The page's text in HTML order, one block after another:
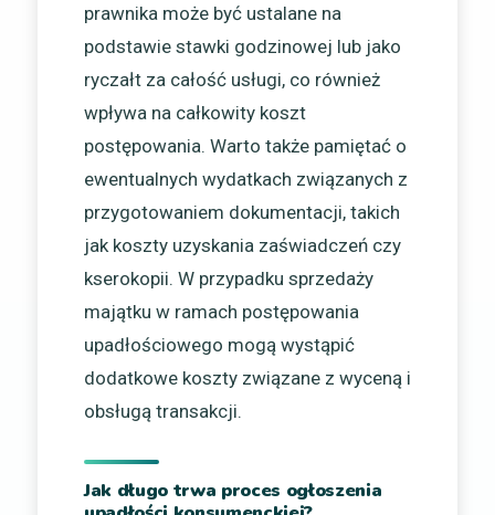
prawnika może być ustalane na
podstawie stawki godzinowej lub jako
ryczałt za całość usługi, co również
wpływa na całkowity koszt
postępowania. Warto także pamiętać o
ewentualnych wydatkach związanych z
przygotowaniem dokumentacji, takich
jak koszty uzyskania zaświadczeń czy
kserokopii. W przypadku sprzedaży
majątku w ramach postępowania
upadłościowego mogą wystąpić
dodatkowe koszty związane z wyceną i
obsługą transakcji.
Jak długo trwa proces ogłoszenia